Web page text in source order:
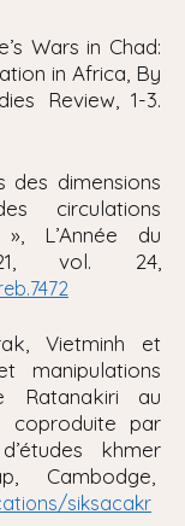
Wars in Chad:
in Africa, By
Review , 1-3.
des dimensions
circulations
L’Année du
vol. 24,
Vietminh et
manipulations
Ratanakiri au
coproduite par
khmer
Cambodge,
siksacakr